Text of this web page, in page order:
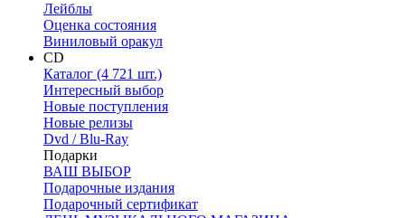
Лейблы
Оценка состояния
Виниловый оракул
CD
Каталог (4 721 шт.)
Интересный выбор
Новые поступления
Новые релизы
Dvd / Blu-Ray
Подарки
ВАШ ВЫБОР
Подарочные издания
Подарочный сертификат